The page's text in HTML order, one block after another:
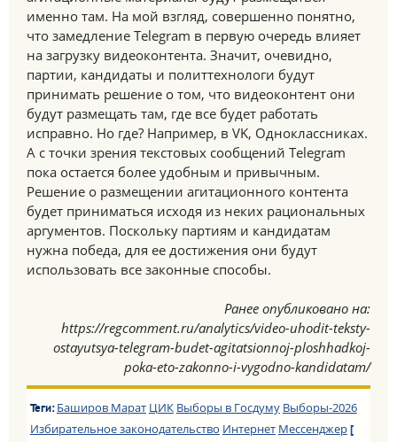
именно там. На мой взгляд, совершенно понятно,
что замедление Telegram в первую очередь влияет
на загрузку видеоконтента. Значит, очевидно,
партии, кандидаты и политтехнологи будут
принимать решение о том, что видеоконтент они
будут размещать там, где все будет работать
исправно. Но где? Например, в VK, Одноклассниках.
А с точки зрения текстовых сообщений Telegram
пока остается более удобным и привычным.
Решение о размещении агитационного контента
будет приниматься исходя из неких рациональных
аргументов. Поскольку партиям и кандидатам
нужна победа, для ее достижения они будут
использовать все законные способы.
Ранее опубликовано на:
https://regcomment.ru/analytics/video-uhodit-teksty-
ostayutsya-telegram-budet-agitatsionnoj-ploshhadkoj-
poka-eto-zakonno-i-vygodno-kandidatam/
Теги: Баширов Марат ЦИК Выборы в Госдуму Выборы-2026
Избирательное законодательство Интернет Мессенджер [